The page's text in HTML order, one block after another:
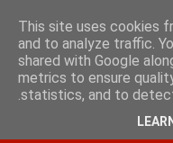
This site uses cookies
and to analyze traffic.
shared with Google
metrics to ensure
statistics, and to